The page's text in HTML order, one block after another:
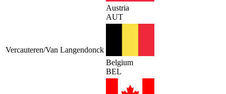
Austria
AUT
Vercauteren/Van Langendonck
Belgium
BEL